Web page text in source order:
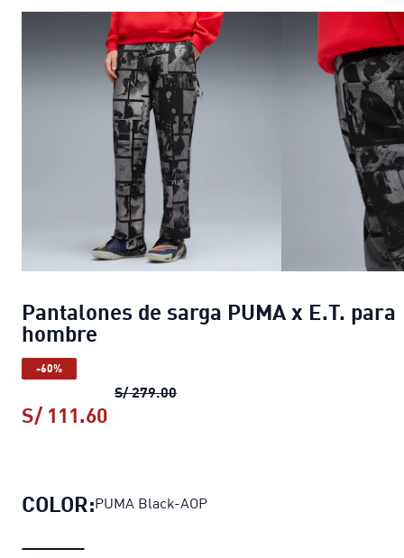
Pantalones de sarga PUMA x E.T. para
hombre
-60%
S/ 279.00Pantalones de sarga PUMA x E.T.
S/ 111.60
COLOR:PUMA Black-AOP